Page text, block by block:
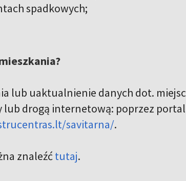
spadkowych;
lub uaktualnienie danych dot.
lub drogą internetową: poprzez portal
savitarna/.
znaleźćtutaj.